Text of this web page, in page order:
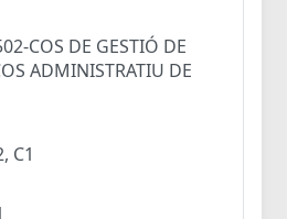
COS DE GESTIÓ DE
ADMINISTRATIU DE
C1